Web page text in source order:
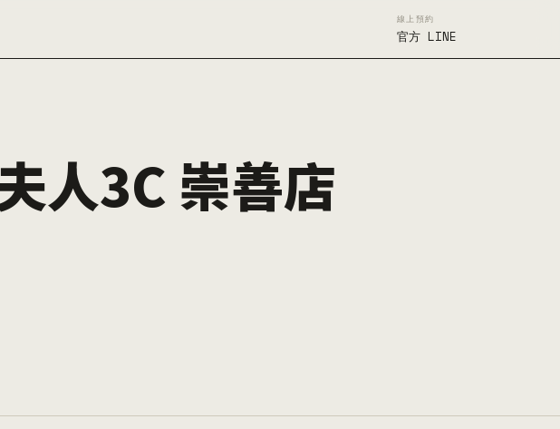
線上預約
官方 LINE
人3C 崇善店